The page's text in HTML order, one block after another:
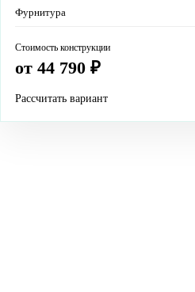
Фурнитура
Стоимость конструкции
от 44 790 ₽
Рассчитать вариант